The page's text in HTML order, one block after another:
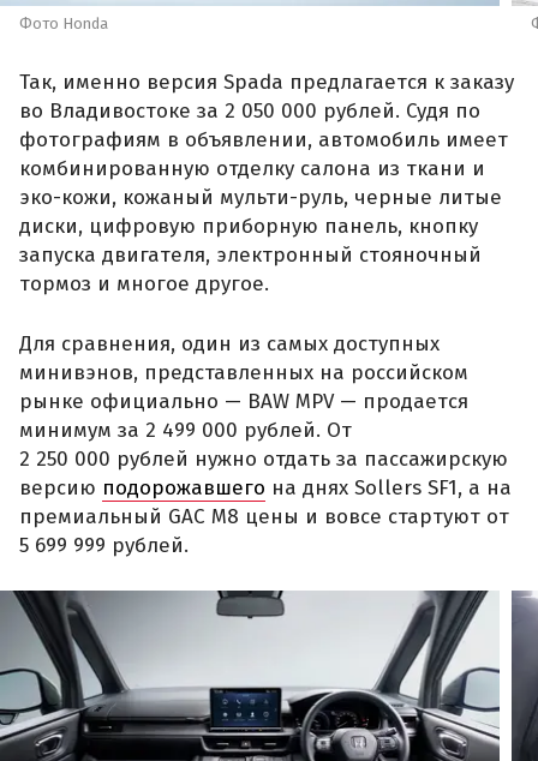
Фото Honda
Так, именно версия Spada предлагается к заказу
во Владивостоке за 2 050 000 рублей. Судя по
фотографиям в объявлении, автомобиль имеет
комбинированную отделку салона из ткани и
эко-кожи, кожаный мульти-руль, черные литые
диски, цифровую приборную панель, кнопку
запуска двигателя, электронный стояночный
тормоз и многое другое.
Для сравнения, один из самых доступных
минивэнов, представленных на российском
рынке официально — BAW MPV — продается
минимум за 2 499 000 рублей. От
2 250 000 рублей нужно отдать за пассажирскую
версию подорожавшего на днях Sollers SF1, а на
премиальный GAC M8 цены и вовсе стартуют от
5 699 999 рублей.